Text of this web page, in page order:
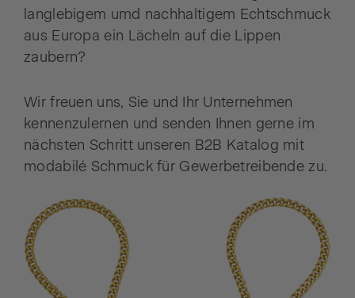
langlebigem umd nachhaltigem Echtschmuck
aus Europa ein Lächeln auf die Lippen
zaubern?
Wir freuen uns, Sie und Ihr Unternehmen
kennenzulernen und senden Ihnen gerne im
nächsten Schritt unseren B2B Katalog mit
modabilé Schmuck für Gewerbetreibende zu.